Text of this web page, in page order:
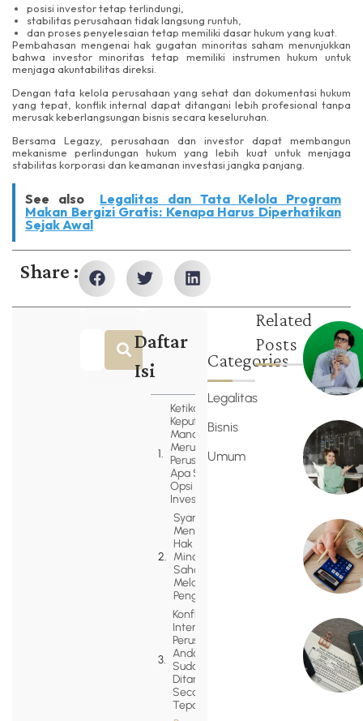
posisi investor tetap terlindungi,
stabilitas perusahaan tidak langsung runtuh,
dan proses penyelesaian tetap memiliki dasar hukum yang kuat.
Pembahasan mengenai hak gugatan minoritas saham menunjukkan
bahwa investor minoritas tetap memiliki instrumen hukum untuk
menjaga akuntabilitas direksi.
Dengan tata kelola perusahaan yang sehat dan dokumentasi hukum
yang tepat, konflik internal dapat ditangani lebih profesional tanpa
merusak keberlangsungan bisnis secara keseluruhan.
Bersama Legazy, perusahaan dan investor dapat membangun
mekanisme perlindungan hukum yang lebih kuat untuk menjaga
stabilitas korporasi dan keamanan investasi jangka panjang.
See also
Legalitas dan Tata Kelola Program
Makan Bergizi Gratis: Kenapa Harus Diperhatikan
Sejak Awal
Share :
Daftar
Isi
Ketika
Keputusan
Manajemen
Merugikan
Perusahaan:
Apa Saja
Opsi
Investor?
Syarat Yuridis
Menggunakan
Hak Gugatan
Minoritas
Saham
Melalui
Pengadilan
Konflik
Internal
Perusahaan
Anda
Sudah
Ditangani
Secara
Tepat?
Categories
Legalitas
Bisnis
Umum
Related
Posts